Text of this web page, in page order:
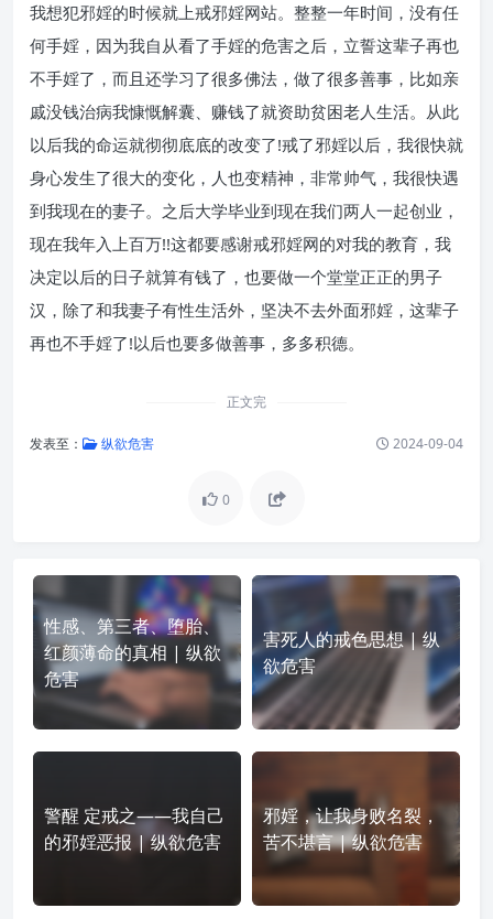
我想犯邪婬的时候就上戒邪婬网站。整整一年时间，没有任
何手婬，因为我自从看了手婬的危害之后，立誓这辈子再也
不手婬了，而且还学习了很多佛法，做了很多善事，比如亲
戚没钱治病我慷慨解囊、赚钱了就资助贫困老人生活。从此
以后我的命运就彻彻底底的改变了!戒了邪婬以后，我很快就
身心发生了很大的变化，人也变精神，非常帅气，我很快遇
到我现在的妻子。之后大学毕业到现在我们两人一起创业，
现在我年入上百万!!这都要感谢戒邪婬网的对我的教育，我
决定以后的日子就算有钱了，也要做一个堂堂正正的男子
汉，除了和我妻子有性生活外，坚决不去外面邪婬，这辈子
再也不手婬了!以后也要多做善事，多多积德。
正文完
发表至： 纵欲危害 2024-09-04
0
性感、第三者、堕胎、
红颜薄命的真相 | 纵欲
危害
害死人的戒色思想 | 纵
欲危害
警醒 定戒之——我自己
的邪婬恶报 | 纵欲危害
邪婬，让我身败名裂，
苦不堪言 | 纵欲危害